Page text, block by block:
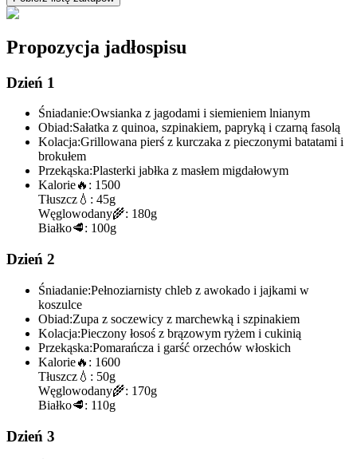
Propozycja jadłospisu
Dzień 1
Śniadanie:Owsianka z jagodami i siemieniem lnianym
Obiad:Sałatka z quinoa, szpinakiem, papryką i czarną fasolą
Kolacja:Grillowana pierś z kurczaka z pieczonymi batatami i
brokułem
Przekąska:Plasterki jabłka z masłem migdałowym
Kalorie🔥: 1500
Tłuszcz 💧: 45g
Węglowodany🌾: 180g
Białko🥩: 100g
Dzień 2
Śniadanie:Pełnoziarnisty chleb z awokado i jajkami w
koszulce
Obiad:Zupa z soczewicy z marchewką i szpinakiem
Kolacja:Pieczony łosoś z brązowym ryżem i cukinią
Przekąska:Pomarańcza i garść orzechów włoskich
Kalorie🔥: 1600
Tłuszcz 💧: 50g
Węglowodany🌾: 170g
Białko🥩: 110g
Dzień 3